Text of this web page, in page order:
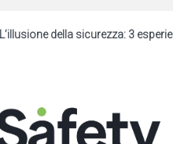
L’illusione della sicurezza: 3